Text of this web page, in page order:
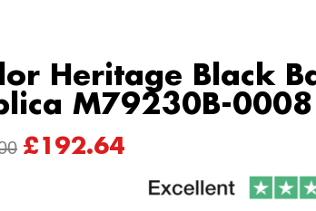
Heritage Black
M79230B-0008
ORIGINAL
£192.64CURRENT